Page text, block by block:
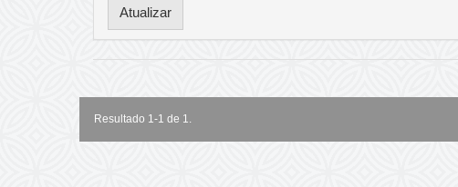
Resultado 1-1 de 1.